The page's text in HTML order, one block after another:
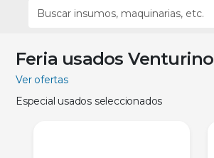
Feria usados Venturino
Ver ofertas
Especial usados seleccionados